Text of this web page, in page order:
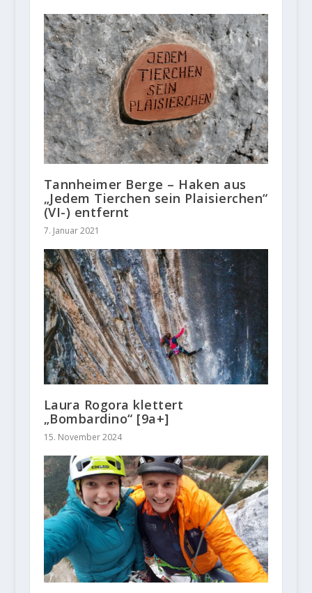
Tannheimer Berge – Haken aus
„Jedem Tierchen sein Plaisierchen“
(VI-) entfernt
7. Januar 2021
Laura Rogora klettert
„Bombardino“ [9a+]
15. November 2024